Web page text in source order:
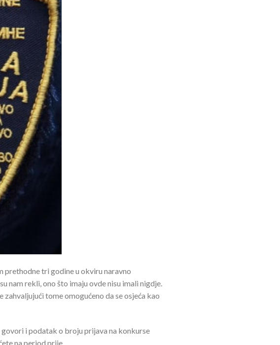
prethodne tri godine u okviru naravno
nam rekli, ono što imaju ovde nisu imali nigdje.
zahvaljujući tome omogućeno da se osjeća kao
i podatak o broju prijava na konkurse
na period prije.